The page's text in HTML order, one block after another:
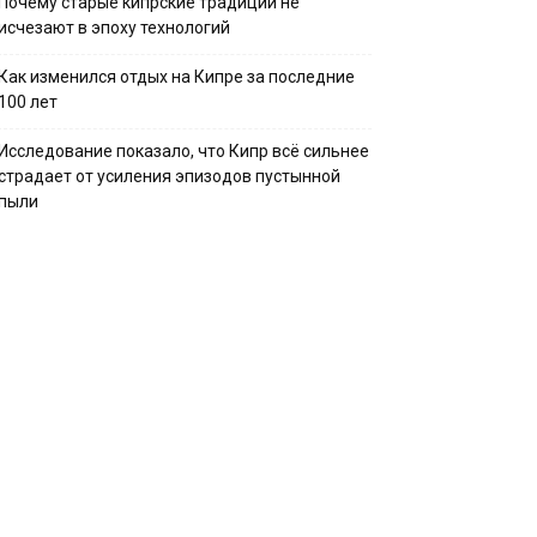
в эпоху технологий
изменился отдых на Кипре за последние
лет
показало, что Кипр всё сильнее
от усиления эпизодов пустынной